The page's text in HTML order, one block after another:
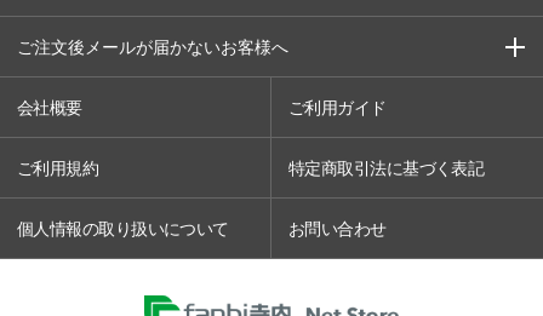
ご注文後メールが届かないお客様へ
会社概要 ご利用ガイド
ご利用規約 特定商取引法に基づく表記
個人情報の取り扱いについて お問い合わせ